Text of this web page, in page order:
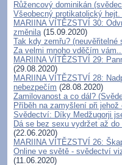
Růžencový dominikán
Všeobecný protikatolický
MARIINA VÍTĚZSTVÍ 30:
změnila(15.09.2020)
Tak kdy zemřu?
Za velmi mnoho vděčím
MARIINA VÍTĚZSTVÍ 29:
(29.08.2020)
MARIINA VÍTĚZSTVÍ 28:
nebezpečím (28.08.2020)
Zamilovanost a co dál?
Příběh na zamyšlení při
Svědectví: Díky Medžugorji
Dá se bez sexu vydržet až
(22.06.2020)
MARIINA VÍTĚZSTVÍ 26:
Online ve světě - svědectví
(11.06.2020)